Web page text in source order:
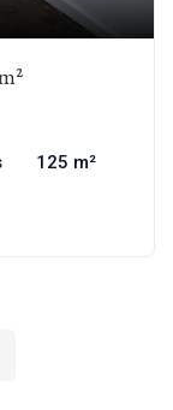
125 m²